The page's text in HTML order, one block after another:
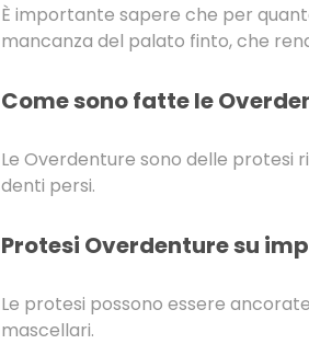
È importante sapere che per
mancanza del palato finto, che
Come sono fatte le
Le Overdenture sono delle protesi
denti persi.
Protesi Overdenture su
Le protesi possono essere
mascellari.